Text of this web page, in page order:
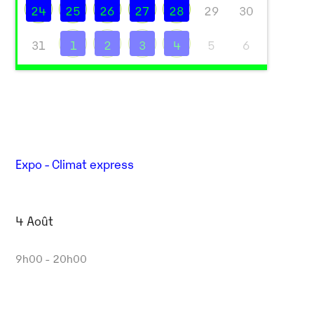
24 25 26 27 28 29 30
31 1 2 3 4 5 6
Expo - Climat express
4 Août
9h00 - 20h00